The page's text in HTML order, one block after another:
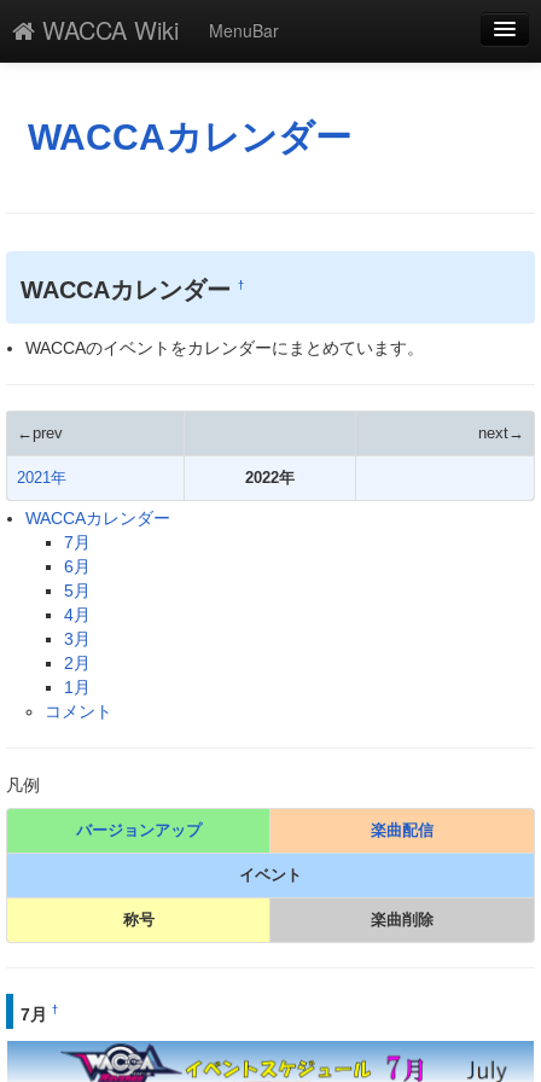
WACCA Wiki
MenuBar
添付
一覧
WACCAカレンダー
WACCAカレンダー†
WACCAのイベントをカレンダーにまとめています。
←prev next→
2021年 2022年
WACCAカレンダー
7月
6月
5月
4月
3月
2月
1月
コメント
凡例
バージョンアップ 楽曲配信
イベント
称号 楽曲削除
7月 †